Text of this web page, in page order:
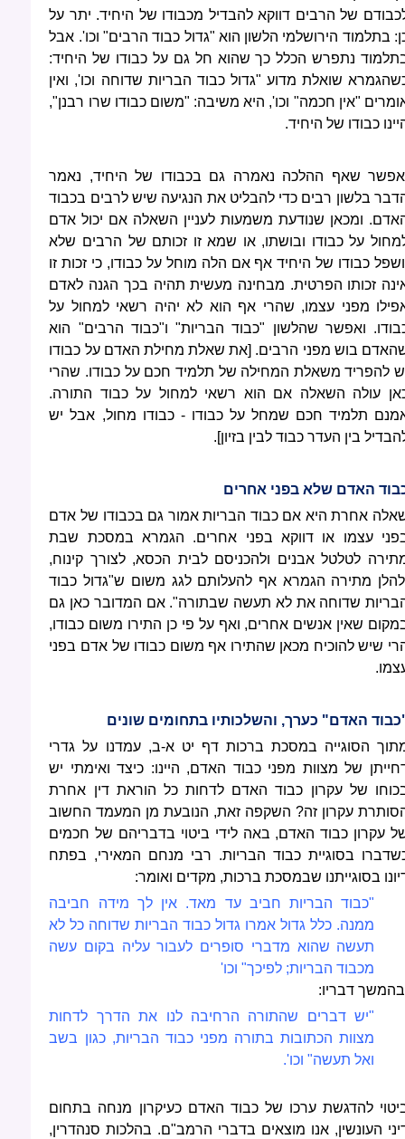
של הרבים דווקא להבדיל מכבודו של היחיד. יתר על
בתלמוד הירושלמי הלשון הוא "גדול כבוד הרבים" וכו'. אבל
נתפרש הכלל כך שהוא חל גם על כבודו של היחיד:
שואלת מדוע "גדול כבוד הבריות שדוחה וכו', ואין
"אין חכמה" וכו', היא משיבה: "משום כבודו שרו רבנן",
כבודו של היחיד.
שאף ההלכה נאמרה גם בכבודו של היחיד, נאמר
בלשון רבים כדי להבליט את הנגיעה שיש לרבים בכבוד
ומכאן שנודעת משמעות לעניין השאלה אם יכול אדם
על כבודו ובושתו, או שמא זו זכותם של הרבים שלא
כבודו של היחיד אף אם הלה מוחל על כבודו, כי זכות זו
זכותו הפרטית. מבחינה מעשית תהיה בכך הגנה לאדם
מפני עצמו, שהרי אף הוא לא יהיה רשאי למחול על
ואפשר שהלשון "כבוד הבריות" ו"כבוד הרבים" הוא
בוש מפני הרבים. [את שאלת מחילת האדם על כבודו
להפריד משאלת המחילה של תלמיד חכם על כבודו. שהרי
עולה השאלה אם הוא רשאי למחול על כבוד התורה.
תלמיד חכם שמחל על כבודו - כבודו מחול, אבל יש
בין העדר כבוד לבין בזיון].
האדם שלא בפני אחרים
אחרת היא אם כבוד הבריות אמור גם בכבודו של אדם
עצמו או דווקא בפני אחרים. הגמרא במסכת שבת
לטלטל אבנים ולהכניסם לבית הכסא, לצורך קינוח,
מתירה הגמרא אף להעלותם לגג משום ש"גדול כבוד
שדוחה את לא תעשה שבתורה". אם המדובר כאן גם
שאין אנשים אחרים, ואף על פי כן התירו משום כבודו,
שיש להוכיח מכאן שהתירו אף משום כבודו של אדם בפני
האדם" כערך, והשלכותיו בתחומים שונים
הסוגייה במסכת ברכות דף יט א-ב, עמדנו על גדרי
של מצוות מפני כבוד האדם, היינו: כיצד ואימתי יש
של עקרון כבוד האדם לדחות כל הוראת דין אחרת
עקרון זה? השקפה זאת, הנובעת מן המעמד החשוב
עקרון כבוד האדם, באה לידי ביטוי בדבריהם של חכמים
בסוגיית כבוד הבריות. רבי מנחם המאירי, בפתח
בסוגייתנו שבמסכת ברכות, מקדים ואומר:
"כבוד הבריות חביב עד מאד. אין לך מידה חביבה
ממנה. כלל גדול אמרו גדול כבוד הבריות שדוחה כל לא
תעשה שהוא מדברי סופרים לעבור עליה בקום עשה
מכבוד הבריות; לפיכך" וכו'
דבריו:
"יש דברים שהתורה הרחיבה לנו את הדרך לדחות
מצוות הכתובות בתורה מפני כבוד הבריות, כגון בשב
ואל תעשה" וכו'.
להדגשת ערכו של כבוד האדם כעיקרון מנחה בתחום
העונשין, אנו מוצאים בדברי הרמב"ם. בהלכות סנהדרין,